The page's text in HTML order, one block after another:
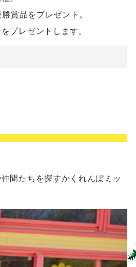
賞品をプレゼント。
プレゼントします。
間たちを探すかくれんぼミッ